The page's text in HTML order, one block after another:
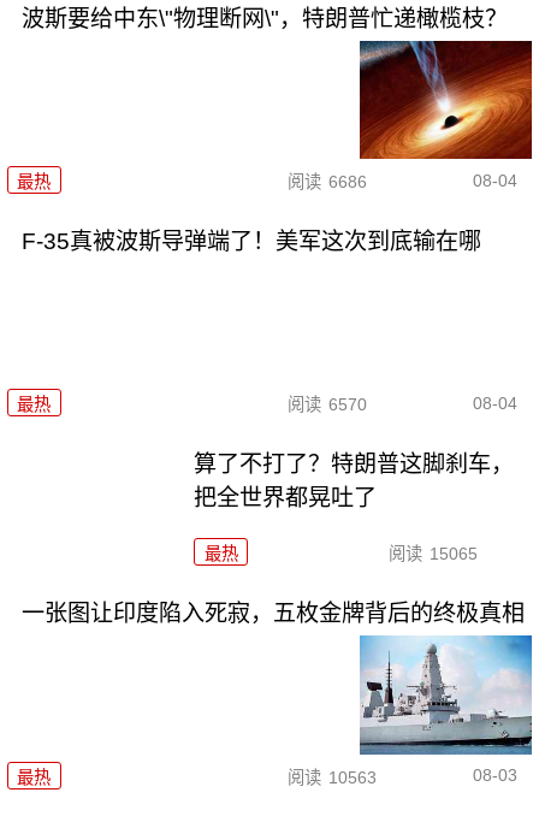
波斯要给中东\"物理断网\"，特朗普忙递橄榄枝？
最热 阅读 6686 08-04
F-35真被波斯导弹端了！美军这次到底输在哪
最热 阅读 6570 08-04
算了不打了？特朗普这脚刹车，
把全世界都晃吐了
最热 阅读 15065
一张图让印度陷入死寂，五枚金牌背后的终极真相
最热 阅读 10563 08-03